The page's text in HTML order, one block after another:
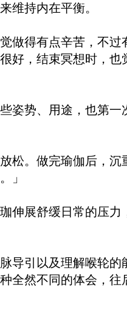
维持内在平衡。
做得有点辛苦，不过
好，结束冥想时，也
姿势、用途，也第一
松。做完瑜伽后，沉
」
伸展舒缓日常的压力
导引以及理解喉轮的
全然不同的体会，往